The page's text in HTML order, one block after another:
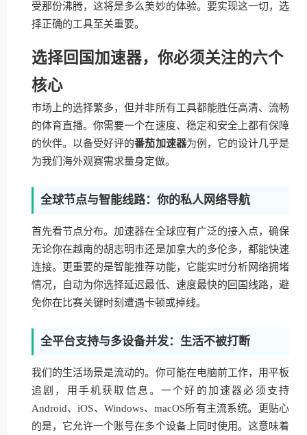
受那份沸腾，这将是多么美妙的体验。要实现这一切，选
择正确的工具至关重要。
选择回国加速器，你必须关注的六个
核心
市场上的选择繁多，但并非所有工具都能胜任高清、流畅
的体育直播。你需要一个在速度、稳定和安全上都有保障
的伙伴。以备受好评的番茄加速器为例，它的设计几乎是
为我们海外观赛需求量身定做。
全球节点与智能线路：你的私人网络导航
首先看节点分布。加速器在全球应有广泛的接入点，确保
无论你在越南的胡志明市还是加拿大的多伦多，都能快速
连接。更重要的是智能推荐功能，它能实时分析网络拥堵
情况，自动为你选择延迟最低、速度最快的回国线路，避
免你在比赛关键时刻遭遇卡顿或掉线。
全平台支持与多设备并发：生活不被打断
我们的生活场景是流动的。你可能在电脑前工作，用平板
追剧，用手机获取信息。一个好的加速器必须支持
Android、iOS、Windows、macOS所有主流系统。更贴心
的是，它允许一个账号在多个设备上同时使用。这意味着